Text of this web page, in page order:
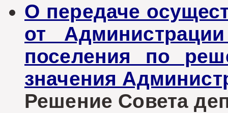
О передаче
от
поселения по
значения
Решение Совета